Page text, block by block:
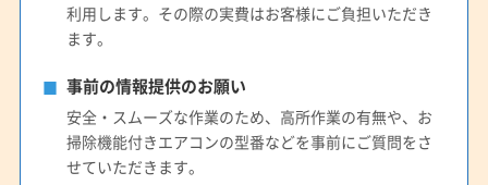
(愛知県) 名古屋市中川区
(愛知県) 名古屋市中村区
(愛知県) 名古屋市天白区
(愛知県) 名古屋市南区
(愛知県) 名古屋市熱田区
(愛知県) 名古屋市北区
(愛知県) 名古屋市名東区
(愛知県) 名古屋市緑区
(愛知県) 弥富市
(静岡県) 掛川市
(静岡県) 菊川市
(静岡県) 湖西市
利用します。その際の実費はお客様にご負担いただき
ます。
事前の情報提供のお願い
安全・スムーズな作業のため、高所作業の有無や、お
掃除機能付きエアコンの型番などを事前にご質問をさ
せていただきます。